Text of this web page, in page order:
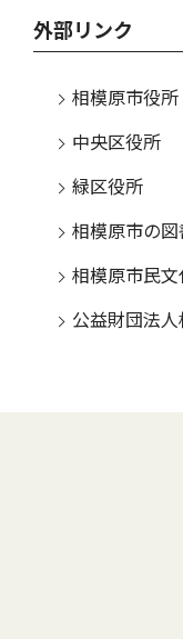
外部リンク
相模原市役所
中央区役所
緑区役所
相模原市の図
相模原市民文
公益財団法